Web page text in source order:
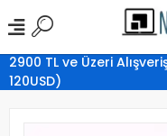
2900 TL ve Üzeri
120USD)